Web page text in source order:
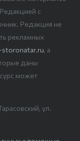
с
Редакция не
рекламных
, а
даны
может
ул.